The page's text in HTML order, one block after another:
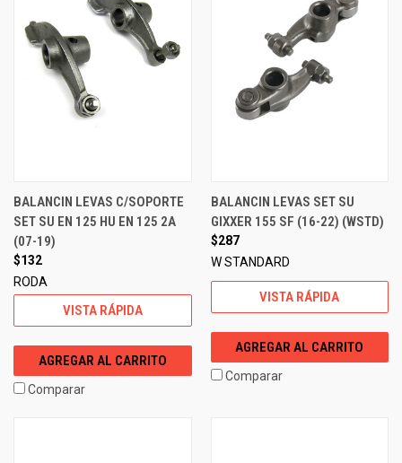
BALANCIN LEVAS C/SOPORTE
SET SU EN 125 HU EN 125 2A
(07-19)
$132
RODA
VISTA RÁPIDA
AGREGAR AL CARRITO
Comparar
BALANCIN LEVAS SET SU
GIXXER 155 SF (16-22) (WSTD)
$287
W STANDARD
VISTA RÁPIDA
AGREGAR AL CARRITO
Comparar